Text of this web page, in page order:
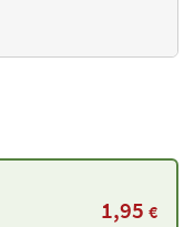
1,95 €